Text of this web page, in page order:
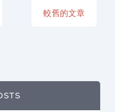
較舊的文章